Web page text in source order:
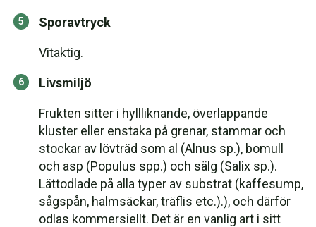
Sporavtryck
Vitaktig.
Livsmiljö
Frukten sitter i hyllliknande, överlappande
kluster eller enstaka på grenar, stammar och
stockar av lövträd som al (Alnus sp.), bomull
och asp (Populus spp.) och sälg (Salix sp.).
Lättodlade på alla typer av substrat (kaffesump,
sågspån, halmsäckar, träflis etc.).), och därför
odlas kommersiellt. Det är en vanlig art i sitt